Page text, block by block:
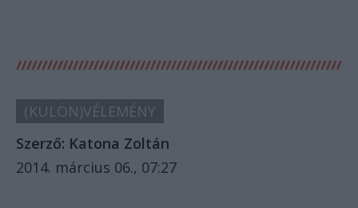
(KÜLÖN)VÉLEMÉNY
Szerző: Katona Zoltán
2014. március 06., 07:27